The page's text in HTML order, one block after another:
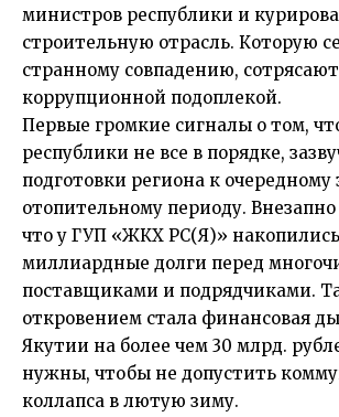
министров республики и
строительную отрасль. Которую
странному совпадению,
коррупционной подоплекой.
Первые громкие сигналы о том,
республики не все в порядке,
подготовки региона к
отопительному периоду.
что у ГУП «ЖКХ РС(Я)» накопились
миллиардные долги перед
поставщиками и подрядчиками.
откровением стала финансовая
Якутии на более чем 30 млрд.
нужны, чтобы не допустить
коллапса в лютую зиму.